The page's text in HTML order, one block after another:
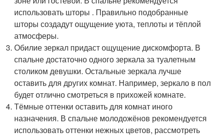
использовать шторы . Правильно подобранные
шторы создадут ощущение уюта, теплоты и тёплой
атмосферы.
Обилие зеркал придаст ощущение дискомфорта. В
спальне достаточно одного зеркала за туалетным
столиком девушки. Остальные зеркала лучше
оставить для других комнат. Например, зеркало в пол
будет отлично смотреться в прихожей комнате.
Тёмные оттенки оставить для комнат иного
назначения. В спальне молодожёнов рекомендуется
использовать оттенки нежных цветов, рассмотреть